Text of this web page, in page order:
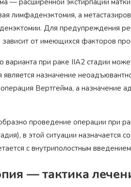
— расширенной экстирпации
лимфаденэктомия, а
Для предупреждения
от имеющихся факторов
варианта при раке IIA2 стадии
является назначение
Вертгейма, а назначение
проведение операции при
в этой ситуации назначается
с внутриполостным
— тактика